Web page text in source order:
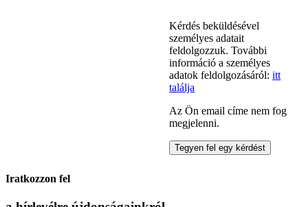
Kérdés beküldésével
személyes adatait
feldolgozzuk. További
információ a személyes
adatok feldolgozásáról:itt
találja
Az Ön email címe nem fog
megjelenni.
Iratkozzon fel